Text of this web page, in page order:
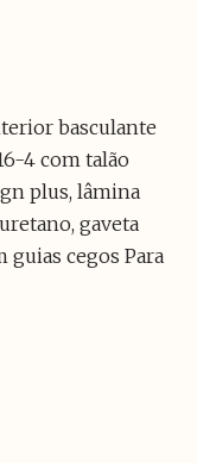
basculante
4 com talão
plus, lâmina
gaveta
guias cegos Para